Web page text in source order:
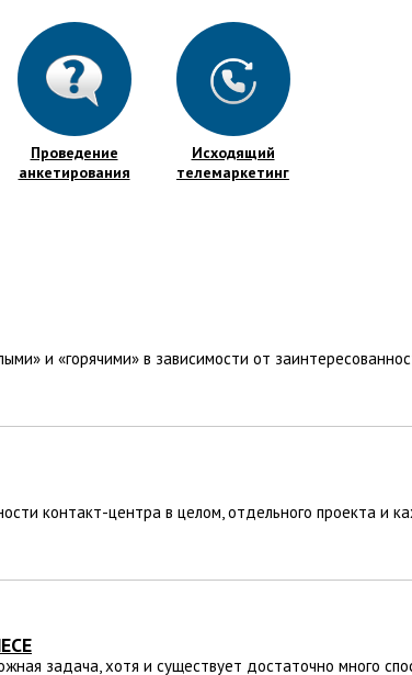
Проведение
анкетирования
Исходящий
телемаркетинг
и «горячими» в зависимости от
контакт-центра в целом, отдельного проекта и
задача, хотя и существует достаточно много